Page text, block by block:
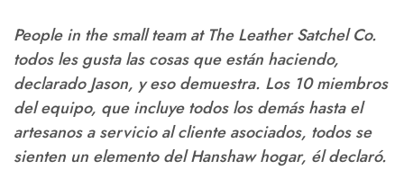
People in the small team at The Leather Satchel Co.
todos les gusta las cosas que están haciendo,
declarado Jason, y eso demuestra. Los 10 miembros
del equipo, que incluye todos los demás hasta el
artesanos a servicio al cliente asociados, todos se
sienten un elemento del Hanshaw hogar, él declaró.